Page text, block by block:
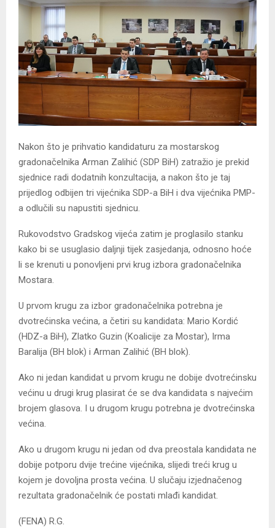
Nakon što je prihvatio kandidaturu za mostarskog
gradonačelnika Arman Zalihić (SDP BiH) zatražio je prekid
sjednice radi dodatnih konzultacija, a nakon što je taj
prijedlog odbijen tri vijećnika SDP-a BiH i dva vijećnika PMP-
a odlučili su napustiti sjednicu.
Rukovodstvo Gradskog vijeća zatim je proglasilo stanku
kako bi se usuglasio daljnji tijek zasjedanja, odnosno hoće
li se krenuti u ponovljeni prvi krug izbora gradonačelnika
Mostara.
U prvom krugu za izbor gradonačelnika potrebna je
dvotrećinska većina, a četiri su kandidata: Mario Kordić
(HDZ-a BiH), Zlatko Guzin (Koalicije za Mostar), Irma
Baralija (BH blok) i Arman Zalihić (BH blok).
Ako ni jedan kandidat u prvom krugu ne dobije dvotrećinsku
većinu u drugi krug plasirat će se dva kandidata s najvećim
brojem glasova. I u drugom krugu potrebna je dvotrećinska
većina.
Ako u drugom krugu ni jedan od dva preostala kandidata ne
dobije potporu dvije trećine vijećnika, slijedi treći krug u
kojem je dovoljna prosta većina. U slučaju izjednačenog
rezultata gradonačelnik će postati mlađi kandidat.
(FENA) R.G.